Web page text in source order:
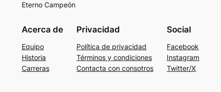
Eterno Campeón
Acerca de
Equipo
Historia
Carreras
Privacidad
Política de privacidad
Términos y condiciones
Contacta con consotros
Social
Facebook
Instagram
Twitter/X